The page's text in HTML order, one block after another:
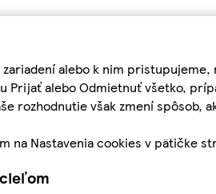
alebo k nim
Prijať alebo Odmietnuť všetko,
rozhodnutie však zmení spôsob,
na Nastavenia cookies v pätičke